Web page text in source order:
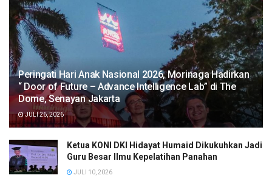
Peringati Hari Anak Nasional 2026, Morinaga Hadirkan
“ Door of Future – Advance Intelligence Lab” di The
Dome, Senayan Jakarta
JULI 26, 2026
Ketua KONI DKI Hidayat Humaid Dikukuhkan Jadi
Guru Besar Ilmu Kepelatihan Panahan
JULI 10, 2026